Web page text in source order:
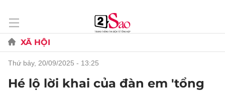
XÃ HỘI
thứ bảy, 20/09/2025 - 13:25
Hé lộ lời khai của đàn em 'tổng